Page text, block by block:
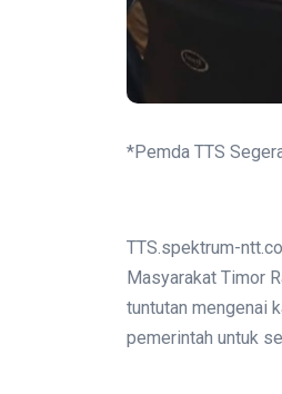
*Pemda TTS
TTS.spektrum-
Masyarakat Timor
tuntutan mengenai
pemerintah untuk